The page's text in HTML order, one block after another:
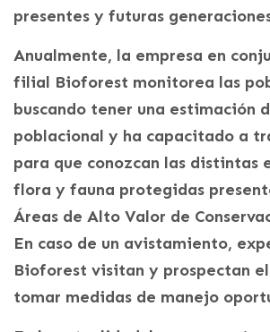
presentes y futuras
Anualmente, la empresa en
filial Bioforest monitorea las
buscando tener una estimación
poblacional y ha capacitado a
para que conozcan las distintas
flora y fauna protegidas
Áreas de Alto Valor de
En caso de un avistamiento,
Bioforest visitan y prospectan
tomar medidas de manejo